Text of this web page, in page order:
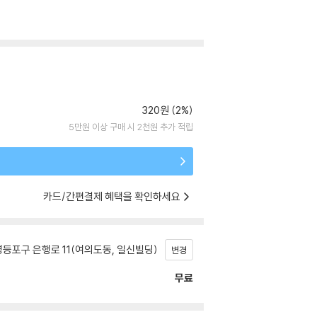
320원 (2%)
5만원 이상 구매 시 2천원 추가 적립
카드/간편결제 혜택을 확인하세요
포구 은행로 11(여의도동, 일신빌딩) 변경
무료